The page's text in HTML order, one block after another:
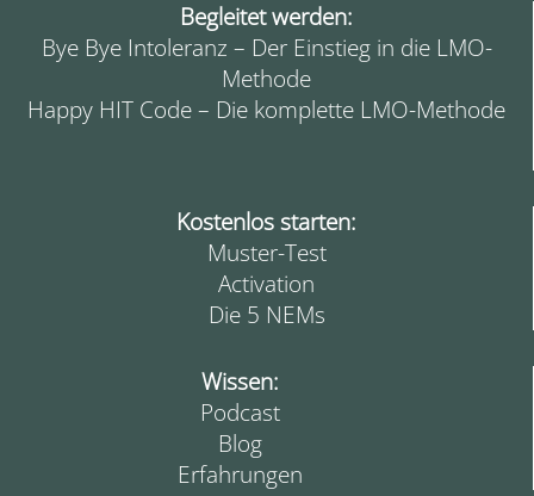
Begleitet werden:
Bye Bye Intoleranz – Der Einstieg in die LMO-
Methode
Happy HIT Code – Die komplette LMO-Methode
Kostenlos starten:
Muster-Test
Activation
Die 5 NEMs
Wissen:
Podcast
Blog
Erfahrungen